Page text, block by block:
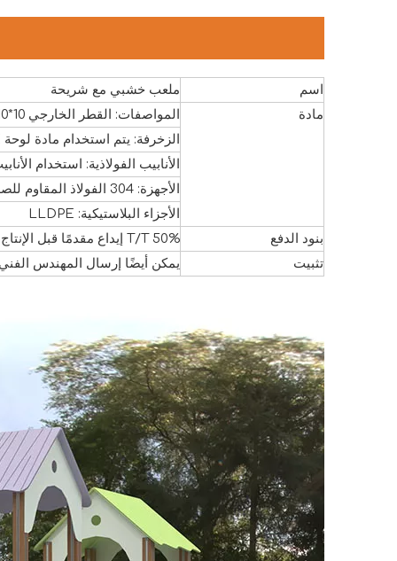
اسم
ملعب خشبي مع شريحة
مادة
المواصفات: القطر الخارجي 10*10*1.3 سم، أنبوب مجلفن مدمج 8*8 سم*1.5 مم. وهي مصنوعة من مادة PVC المبطنة بالفولاذ
الزخرفة: يتم استخدام مادة لوحة PE
الأنابيب الفولاذية: استخدام الأنابيب المجلفنة
الأجهزة: 304 الفولاذ المقاوم للصدأ
الأجزاء البلاستيكية: LLDPE
بنود الدفع
T/T 50% إيداع مقدمًا قبل الإنتاج، T/T 50% رصيد مقابل نسخة B/L
تثبيت
يمكن أيضًا إرسال المهندس